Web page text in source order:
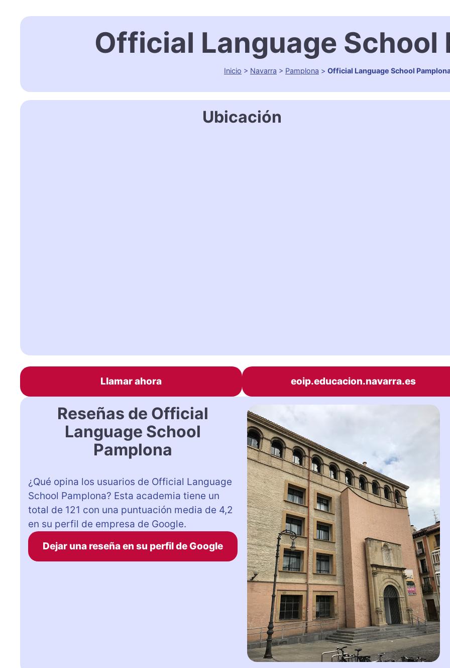
Official Language School
Inicio > Navarra > Pamplona > Official Language School
Ubicación
Llamar ahora eoip.educacion.navarra.es
Reseñas de Official
Language School
Pamplona
¿Qué opina los usuarios de Official Language
School Pamplona? Esta academia tiene un
total de 121 con una puntuación media de 4,2
en su perfil de empresa de Google.
Dejar una reseña en su perfil de Google